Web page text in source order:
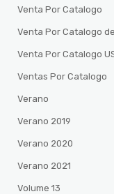
Venta Por Catalogo
Venta Por Catalogo
Venta Por Catalogo
Ventas Por Catalogo
Verano
Verano 2019
Verano 2020
Verano 2021
Volume 13